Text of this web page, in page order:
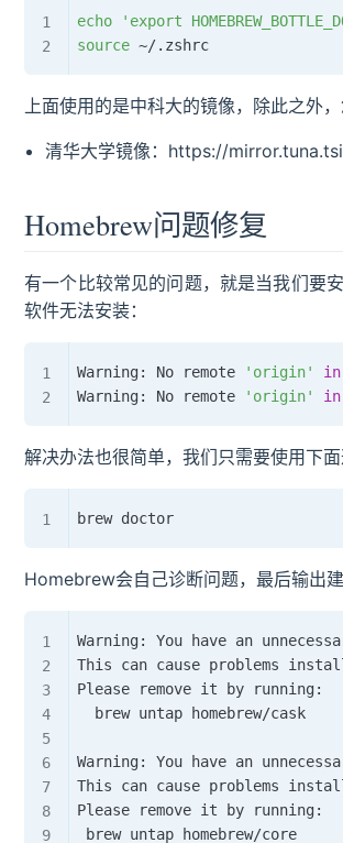
echo 'export
source
上面使用的是中科大的镜像，除此之外，
清华大学镜像：https://
Homebrew问题修复
有一个比较常见的问题，就是当我们要
软件无法安装：
Warning: No remote 'origin' in
Warning: No remote
'origin' in
解决办法也很简单，我们只需要使用下面
Homebrew会自己诊断问题，最后输出建
Warning: You have an
This can cause problems
Please remove it by running:
  brew untap homebrew/cask
Warning: You have an
This can cause problems
Please remove it by running: